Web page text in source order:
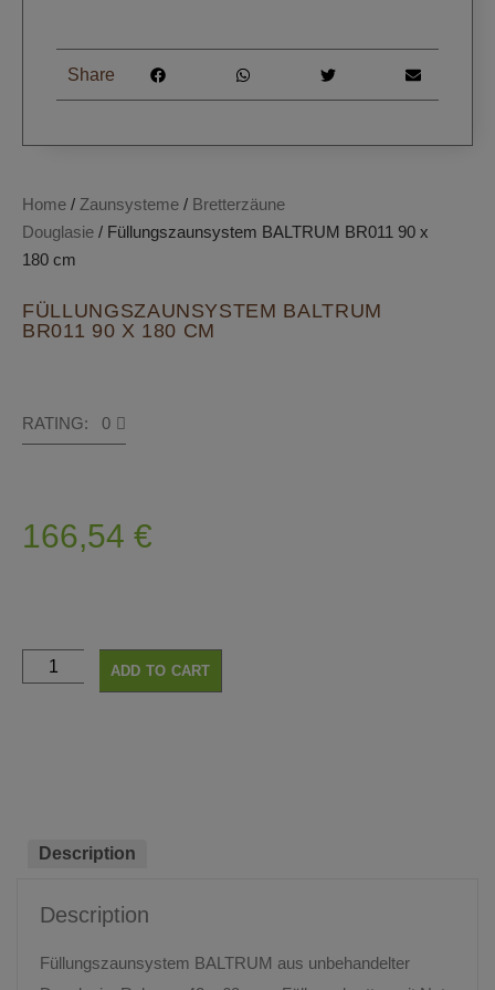
Home / Zaunsysteme / Bretterzäune
Douglasie / Füllungszaunsystem BALTRUM BR011 90 x
180 cm
FÜLLUNGSZAUNSYSTEM BALTRUM
BR011 90 X 180 CM
RATING: 0
166,54 €
ADD TO CART
Share
Description
Description
Füllungszaunsystem BALTRUM aus unbehandelter